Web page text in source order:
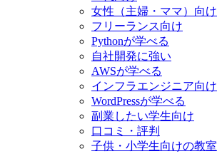
女性（主婦・ママ）向け
フリーランス向け
Pythonが学べる
自社開発に強い
AWSが学べる
インフラエンジニア向け
WordPressが学べる
副業したい学生向け
口コミ・評判
子供・小学生向けの教室